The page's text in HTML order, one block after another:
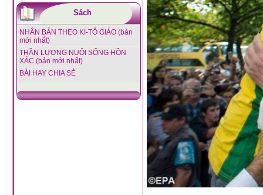
Sách
NHÂN BẢN THEO KI-TÔ GIÁO (bản
mới nhất)
THẦN LƯƠNG NUÔI SỐNG HỒN
XÁC (bản mới nhất)
BÀI HAY CHIA SẺ